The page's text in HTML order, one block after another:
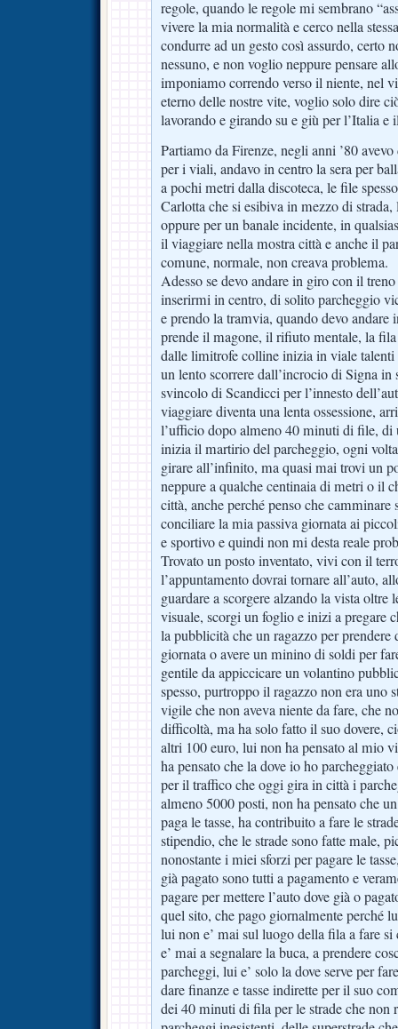
regole, quando le regole mi sembrano
vivere la mia normalità e cerco nella
condurre ad un gesto così assurdo, certo
nessuno, e non voglio neppure pensare
imponiamo correndo verso il niente, nel
eterno delle nostre vite, voglio solo dire
lavorando e girando su e giù per l’Italia e
Partiamo da Firenze, negli anni ’80
per i viali, andavo in centro la sera per
a pochi metri dalla discoteca, le file
Carlotta che si esibiva in mezzo di
oppure per un banale incidente, in
il viaggiare nella mostra città e anche il
comune, normale, non creava problema.
Adesso se devo andare in giro con il
inserirmi in centro, di solito parcheggio
e prendo la tramvia, quando devo andare
prende il magone, il rifiuto mentale, la
dalle limitrofe colline inizia in viale talenti
un lento scorrere dall’incrocio di Signa in
svincolo di Scandicci per l’innesto
viaggiare diventa una lenta ossessione,
l’ufficio dopo almeno 40 minuti di file, di
inizia il martirio del parcheggio, ogni
girare all’infinito, ma quasi mai trovi un
neppure a qualche centinaia di metri o il
città, anche perché penso che
conciliare la mia passiva giornata ai
e sportivo e quindi non mi desta reale
Trovato un posto inventato, vivi con il
l’appuntamento dovrai tornare all’auto,
guardare a scorgere alzando la vista oltre
visuale, scorgi un foglio e inizi a pregare
la pubblicità che un ragazzo per prendere
giornata o avere un minino di soldi per
gentile da appiccicare un volantino
spesso, purtroppo il ragazzo non era uno
vigile che non aveva niente da fare, che
difficoltà, ma ha solo fatto il suo dovere,
altri 100 euro, lui non ha pensato al mio
ha pensato che la dove io ho
per il traffico che oggi gira in città i
almeno 5000 posti, non ha pensato che
paga le tasse, ha contribuito a fare le
stipendio, che le strade sono fatte male,
nonostante i miei sforzi per pagare le
già pagato sono tutti a pagamento e
pagare per mettere l’auto dove già o
quel sito, che pago giornalmente perché
lui non e’ mai sul luogo della fila a fare si
e’ mai a segnalare la buca, a prendere
parcheggi, lui e’ solo la dove serve per
dare finanze e tasse indirette per il suo
dei 40 minuti di fila per le strade che non